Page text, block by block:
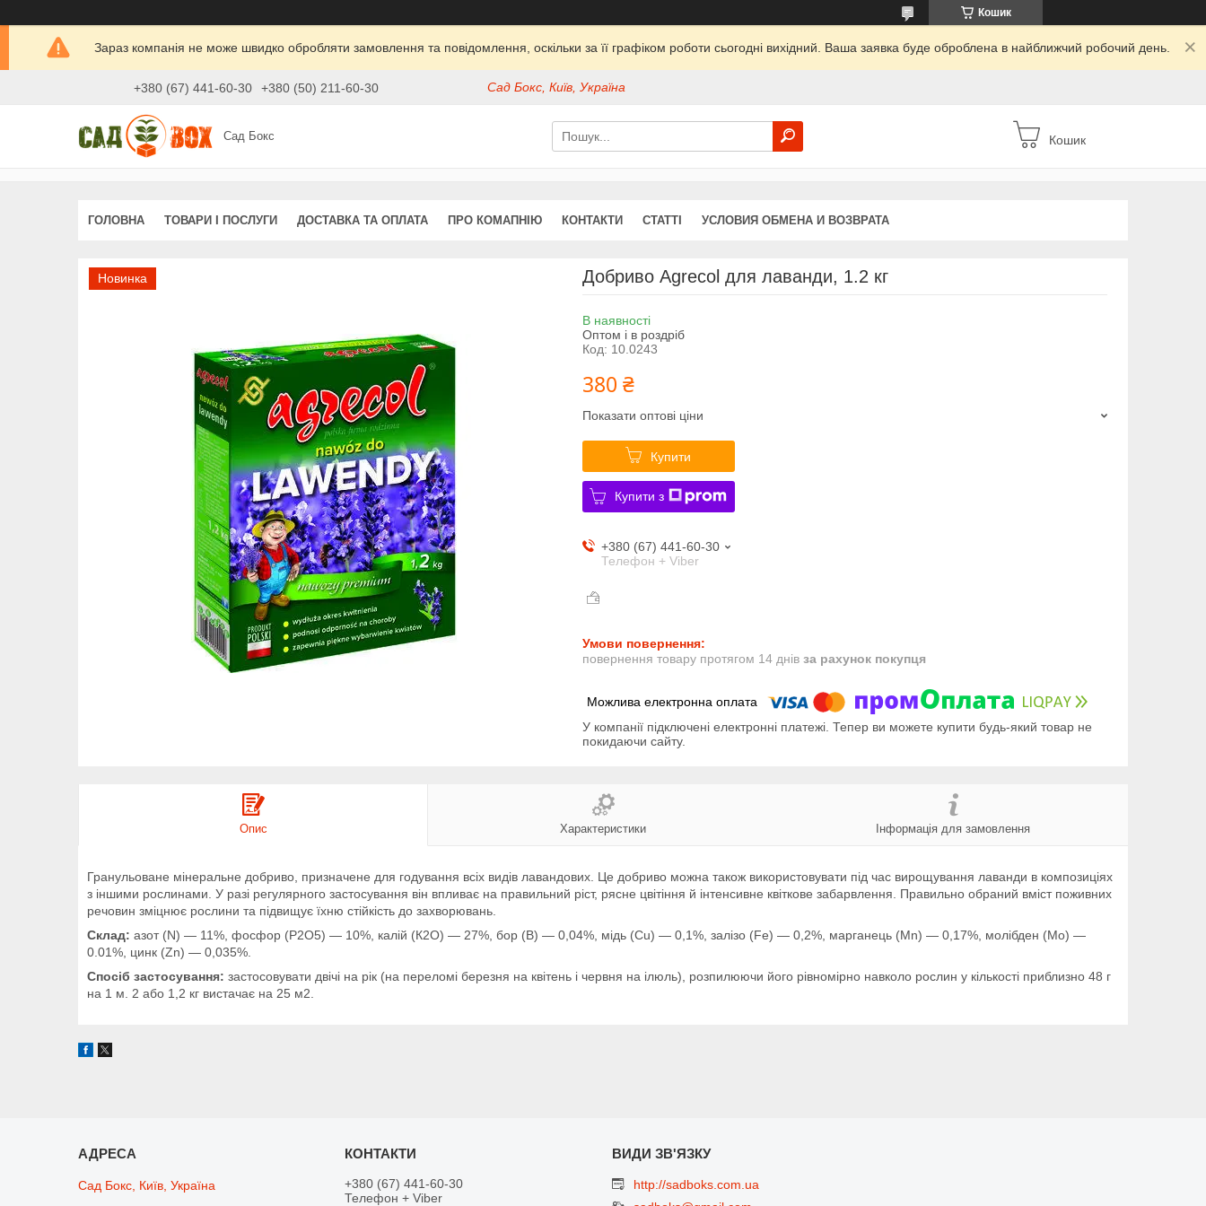
Кошик
Зараз компанія не може швидко обробляти замовлення та повідомлення, оскільки за її графіком роботи сьогодні вихідний. Ваша заявка буде оброблена в найближчий робочий день.
+380 (67) 441-60-30 +380 (50) 211-60-30 Сад Бокс, Київ, Україна
Сад Бокс Кошик
ГОЛОВНА ТОВАРИ І ПОСЛУГИ ДОСТАВКА ТА ОПЛАТА ПРО КОМАПНІЮ КОНТАКТИ СТАТТІ УСЛОВИЯ ОБМЕНА И ВОЗВРАТА
Новинка Добриво Agrecol для лаванди, 1.2 кг
В наявності
Оптом і в роздріб
Код: 10.0243
380 ₴
Показати оптові ціни
Купити
Купити з
+380 (67) 441-60-30
Телефон + Viber
повернення товару протягом 14 днів за рахунок покупця
У компанії підключені електронні платежі. Тепер ви можете купити будь-який товар не
покидаючи сайту.
Опис Характеристики Інформація для замовлення
Гранульоване мінеральне добриво, призначене для годування всіх видів лавандових. Це добриво можна також використовувати під час вирощування лаванди в композиціях
з іншими рослинами. У разі регулярного застосування він впливає на правильний ріст, рясне цвітіння й інтенсивне квіткове забарвлення. Правильно обраний вміст поживних
речовин зміцнює рослини та підвищує їхню стійкість до захворювань.
Склад: азот (N) — 11%, фосфор (P2O5) — 10%, калій (К2О) — 27%, бор (В) — 0,04%, мідь (Сu) — 0,1%, залізо (Fe) — 0,2%, марганець (Mn) — 0,17%, молібден (Mo) —
0.01%, цинк (Zn) — 0,035%.
Спосіб застосування: застосовувати двічі на рік (на переломі березня на квітень і червня на ілюль), розпилюючи його рівномірно навколо рослин у кількості приблизно 48 г
на 1 м. 2 або 1,2 кг вистачає на 25 м2.
Сад Бокс, Київ, Україна
+380 (67) 441-60-30
Телефон + Viber
http://sadboks.com.ua